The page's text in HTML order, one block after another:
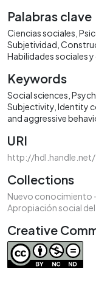
Palabras clave
Ciencias sociales
Subjetividad
Habilidades sociales
Keywords
Social sciences
Subjectivity Identity
and aggressive
URI
http://
Collections
Nuevo conocimiento
Apropiación social
Creative